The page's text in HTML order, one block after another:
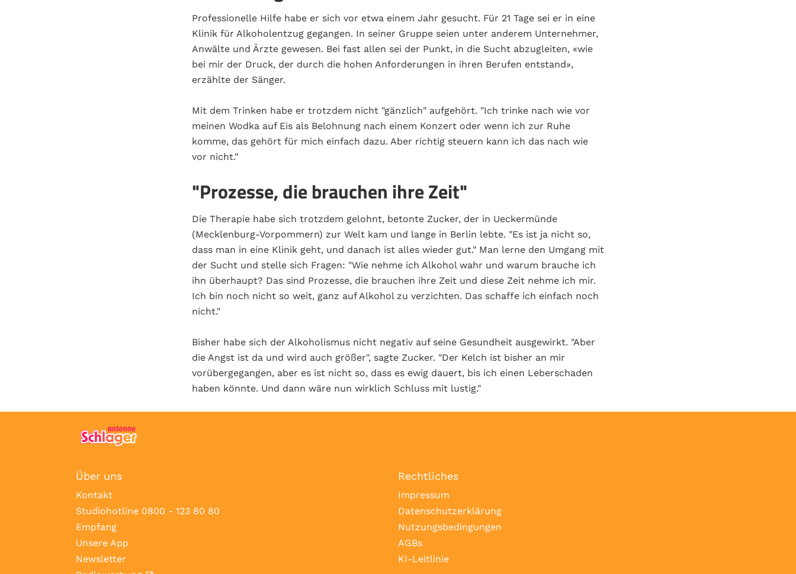
Professionelle Hilfe habe er sich vor etwa einem Jahr gesucht. Für 21 Tage sei er in eine
Klinik für Alkoholentzug gegangen. In seiner Gruppe seien unter anderem Unternehmer,
Anwälte und Ärzte gewesen. Bei fast allen sei der Punkt, in die Sucht abzugleiten, «wie
bei mir der Druck, der durch die hohen Anforderungen in ihren Berufen entstand»,
erzählte der Sänger.
Mit dem Trinken habe er trotzdem nicht "gänzlich" aufgehört. "Ich trinke nach wie vor
meinen Wodka auf Eis als Belohnung nach einem Konzert oder wenn ich zur Ruhe
komme, das gehört für mich einfach dazu. Aber richtig steuern kann ich das nach wie
vor nicht."
"Prozesse, die brauchen ihre Zeit"
Die Therapie habe sich trotzdem gelohnt, betonte Zucker, der in Ueckermünde
(Mecklenburg-Vorpommern) zur Welt kam und lange in Berlin lebte. "Es ist ja nicht so,
dass man in eine Klinik geht, und danach ist alles wieder gut." Man lerne den Umgang mit
der Sucht und stelle sich Fragen: "Wie nehme ich Alkohol wahr und warum brauche ich
ihn überhaupt? Das sind Prozesse, die brauchen ihre Zeit und diese Zeit nehme ich mir.
Ich bin noch nicht so weit, ganz auf Alkohol zu verzichten. Das schaffe ich einfach noch
nicht."
Bisher habe sich der Alkoholismus nicht negativ auf seine Gesundheit ausgewirkt. "Aber
die Angst ist da und wird auch größer", sagte Zucker. "Der Kelch ist bisher an mir
vorübergegangen, aber es ist nicht so, dass es ewig dauert, bis ich einen Leberschaden
haben könnte. Und dann wäre nun wirklich Schluss mit lustig."
Über uns
Kontakt
Studiohotline 0800 - 123 80 80
Empfang
Unsere App
Newsletter
Rechtliches
Impressum
Datenschutzerklärung
Nutzungsbedingungen
AGBs
KI-Leitlinie